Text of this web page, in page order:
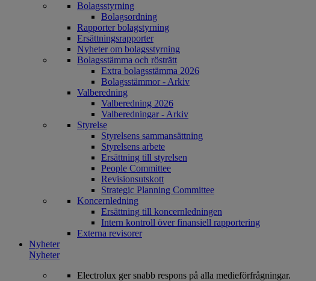
Bolagsstyrning
Bolagsordning
Rapporter bolagstyrning
Ersättningsrapporter
Nyheter om bolagsstyrning
Bolagsstämma och rösträtt
Extra bolagsstämma 2026
Bolagsstämmor - Arkiv
Valberedning
Valberedning 2026
Valberedningar - Arkiv
Styrelse
Styrelsens sammansättning
Styrelsens arbete
Ersättning till styrelsen
People Committee
Revisionsutskott
Strategic Planning Committee
Koncernledning
Ersättning till koncernledningen
Intern kontroll över finansiell rapportering
Externa revisorer
Nyheter
Nyheter
Electrolux ger snabb respons på alla medieförfrågningar.